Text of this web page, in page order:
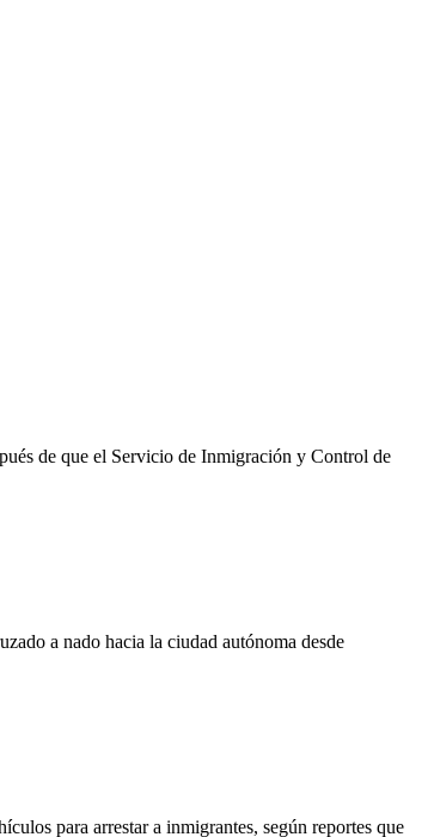
de que el Servicio de Inmigración y Control de
a nado hacia la ciudad autónoma desde
para arrestar a inmigrantes, según reportes que